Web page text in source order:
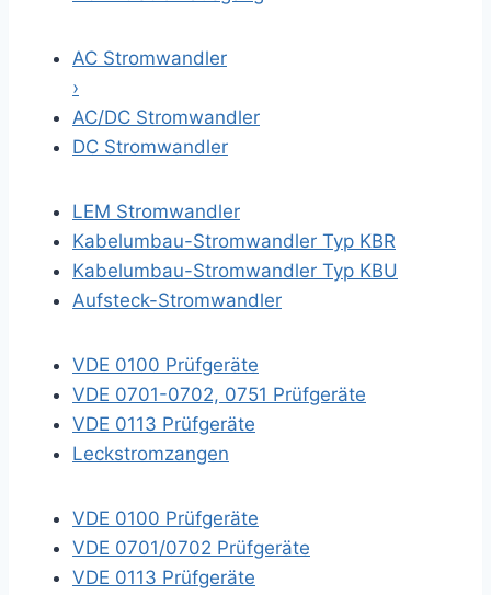
AC Stromwandler
›
AC/DC Stromwandler
DC Stromwandler
LEM Stromwandler
Kabelumbau-Stromwandler Typ KBR
Kabelumbau-Stromwandler Typ KBU
Aufsteck-Stromwandler
VDE 0100 Prüfgeräte
VDE 0701-0702, 0751 Prüfgeräte
VDE 0113 Prüfgeräte
Leckstromzangen
VDE 0100 Prüfgeräte
VDE 0701/0702 Prüfgeräte
VDE 0113 Prüfgeräte